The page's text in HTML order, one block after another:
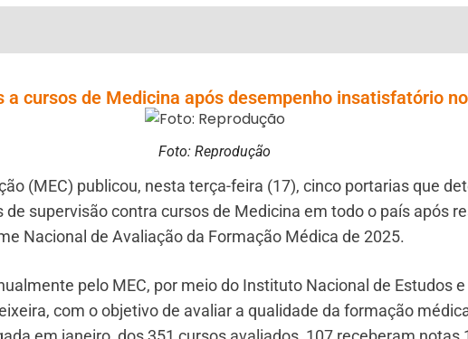
a cursos de Medicina após desempenho insatisfatório
Foto: Reprodução
(MEC) publicou, nesta terça-feira (17), cinco portarias que
de supervisão contra cursos de Medicina em todo o país após
Nacional de Avaliação da Formação Médica de 2025.
pelo MEC, por meio do Instituto Nacional de Estudos
com o objetivo de avaliar a qualidade da formação